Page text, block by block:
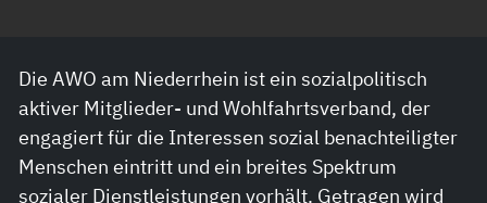
Die AWO am Niederrhein ist ein sozialpolitisch
aktiver Mitglieder- und Wohlfahrtsverband, der
engagiert für die Interessen sozial benachteiligter
Menschen eintritt und ein breites Spektrum
sozialer Dienstleistungen vorhält. Getragen wird